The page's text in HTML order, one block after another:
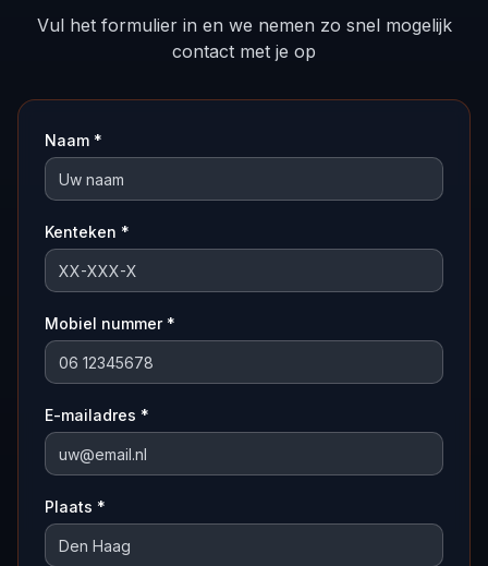
Vul het formulier in en we nemen zo snel mogelijk
contact met je op
Naam *
Kenteken *
Mobiel nummer *
E-mailadres *
Plaats *